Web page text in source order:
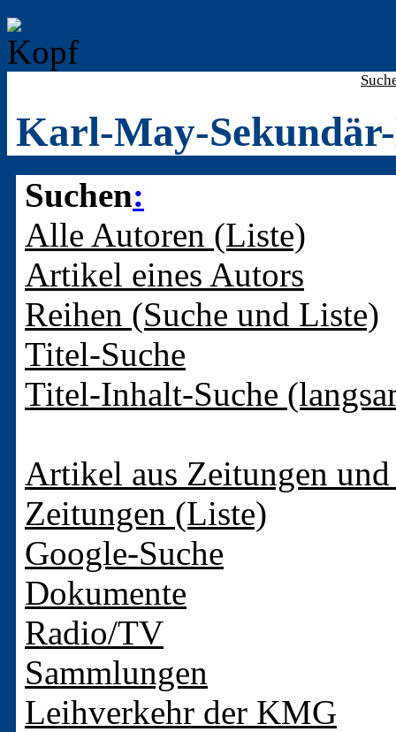
Karl-May-
Suchen:
Alle Autoren (Liste)
Artikel eines Autors
Reihen (Suche und Liste)
Titel-Suche
Titel-Inhalt-Suche
Artikel aus Zeitungen
Zeitungen (Liste)
Google-Suche
Dokumente
Radio/TV
Sammlungen
Leihverkehr der KMG